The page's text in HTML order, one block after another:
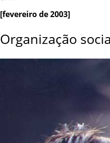
[fevereiro de 2003]
Organização